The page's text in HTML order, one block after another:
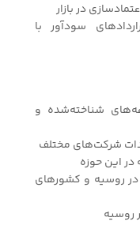
در بازار
سودآور با
شناخته‌شده و
شرکت‌های مختلف
در این حوزه
در روسیه و کشورهای
روسیه